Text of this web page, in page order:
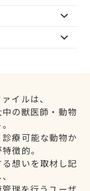
イルは、
の獣医師・動物
療可能な動物か
徴的。
想いを取材し記